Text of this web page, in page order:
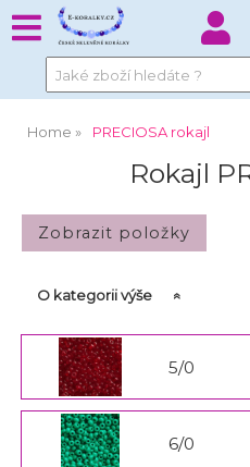
Home PRECIOSA rokajl
Rokajl
O kategorii výše
5/0
6/0